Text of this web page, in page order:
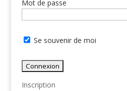
Mot de passe
Se souvenir de moi
Inscription